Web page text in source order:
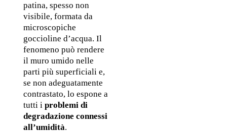
patina, spesso non
visibile, formata da
microscopiche
goccioline d’acqua. Il
fenomeno può rendere
il muro umido nelle
parti più superficiali e,
se non adeguatamente
contrastato, lo espone a
tutti i problemi di
degradazione connessi
all’umidità.